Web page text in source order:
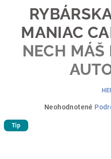
MANIAC
NECH MÁŠ
Priemerné
Neohodnotené
Tip